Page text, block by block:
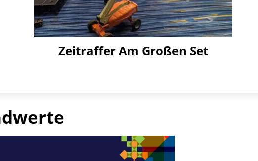
Zeitraffer Am Großen Set